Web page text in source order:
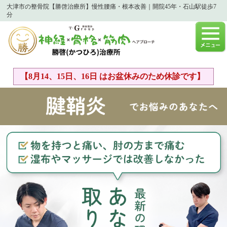
大津市の整骨院【勝啓治療所】慢性腰痛・根本改善｜開院45年・石山駅徒歩7
分
【8月14、15日、16日 はお盆休みのため休診です】